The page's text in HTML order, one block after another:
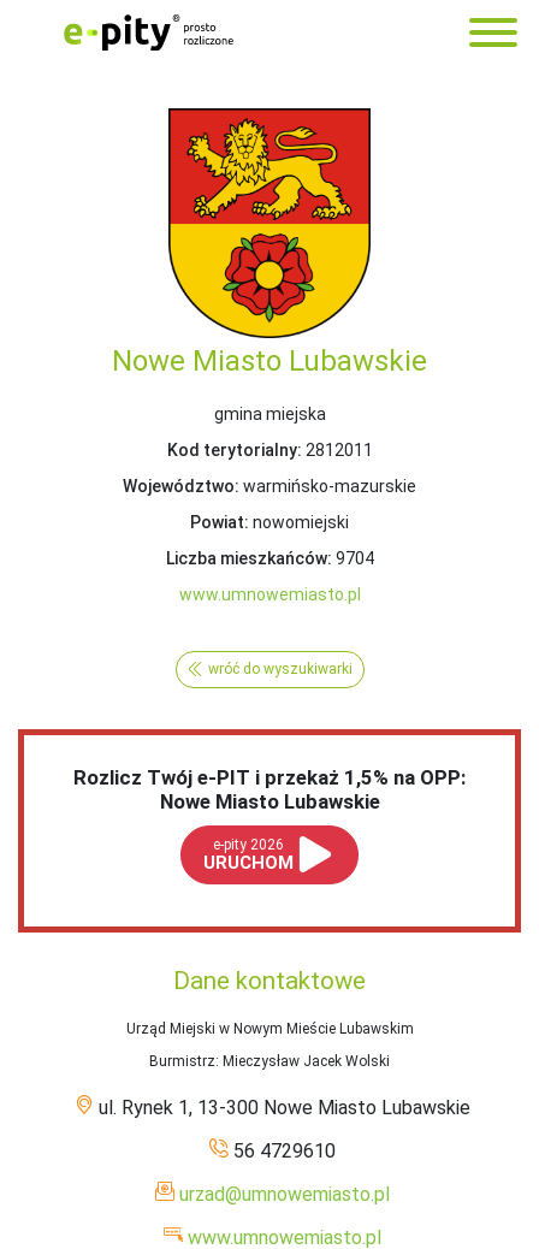
Nowe Miasto Lubawskie
gmina miejska
Kod terytorialny: 2812011
Województwo: warmińsko-mazurskie
Powiat: nowomiejski
Liczba mieszkańców: 9704
www.umnowemiasto.pl
wróć do wyszukiwarki
Rozlicz Twój e-PIT i przekaż 1,5% na OPP:
Nowe Miasto Lubawskie
e-pity 2026
URUCHOM
Dane kontaktowe
Urząd Miejski w Nowym Mieście Lubawskim
Burmistrz: Mieczysław Jacek Wolski
ul. Rynek 1, 13-300 Nowe Miasto Lubawskie
56 4729610
urzad@umnowemiasto.pl
www.umnowemiasto.pl